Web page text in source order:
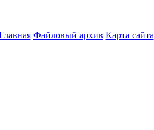
Файловый архив Карта сайта